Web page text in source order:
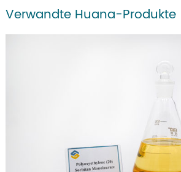
Verwandte Huana-Produkte